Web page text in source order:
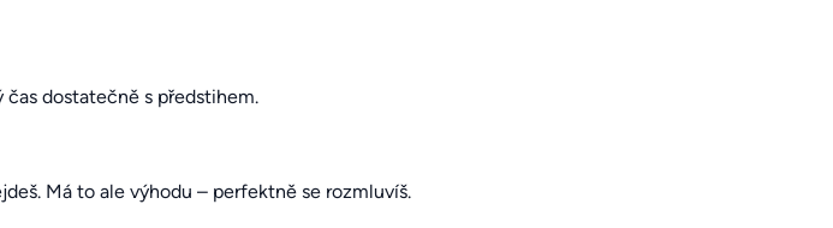
čas dostatečně s předstihem.
Má to ale výhodu – perfektně se rozmluvíš.